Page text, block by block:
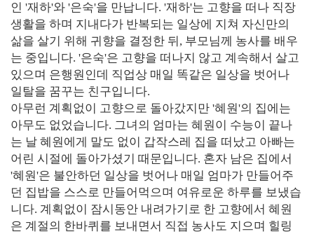
인 '재하'와 '은숙'을 만납니다. '재하'는 고향을 떠나 직장
생활을 하며 지내다가 반복되는 일상에 지쳐 자신만의
삶을 살기 위해 귀향을 결정한 뒤, 부모님께 농사를 배우
는 중입니다. '은숙'은 고향을 떠나지 않고 계속해서 살고
있으며 은행원인데 직업상 매일 똑같은 일상을 벗어나
일탈을 꿈꾸는 친구입니다.
아무런 계획없이 고향으로 돌아갔지만 '혜원'의 집에는
아무도 없었습니다. 그녀의 엄마는 혜원이 수능이 끝나
는 날 혜원에게 말도 없이 갑작스레 집을 떠났고 아빠는
어린 시절에 돌아가셨기 때문입니다. 혼자 남은 집에서
'혜원'은 불안하던 일상을 벗어나 매일 엄마가 만들어주
던 집밥을 스스로 만들어먹으며 여유로운 하루를 보냈습
니다. 계획없이 잠시동안 내려가기로 한 고향에서 혜원
은 계절의 한바퀴를 보내면서 직접 농사도 지으며 힐링